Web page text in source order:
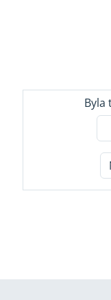
Byla